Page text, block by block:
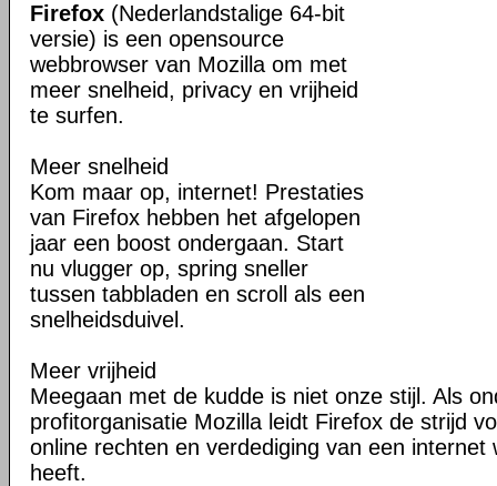
Firefox (Nederlandstalige 64-bit
versie) is een opensource
webbrowser van Mozilla om met
meer snelheid, privacy en vrijheid
te surfen.
Meer snelheid
Kom maar op, internet! Prestaties
van Firefox hebben het afgelopen
jaar een boost ondergaan. Start
nu vlugger op, spring sneller
tussen tabbladen en scroll als een
snelheidsduivel.
Meer vrijheid
Meegaan met de kudde is niet onze stijl. Als
profitorganisatie Mozilla leidt Firefox de strijd
online rechten en verdediging van een internet
heeft.